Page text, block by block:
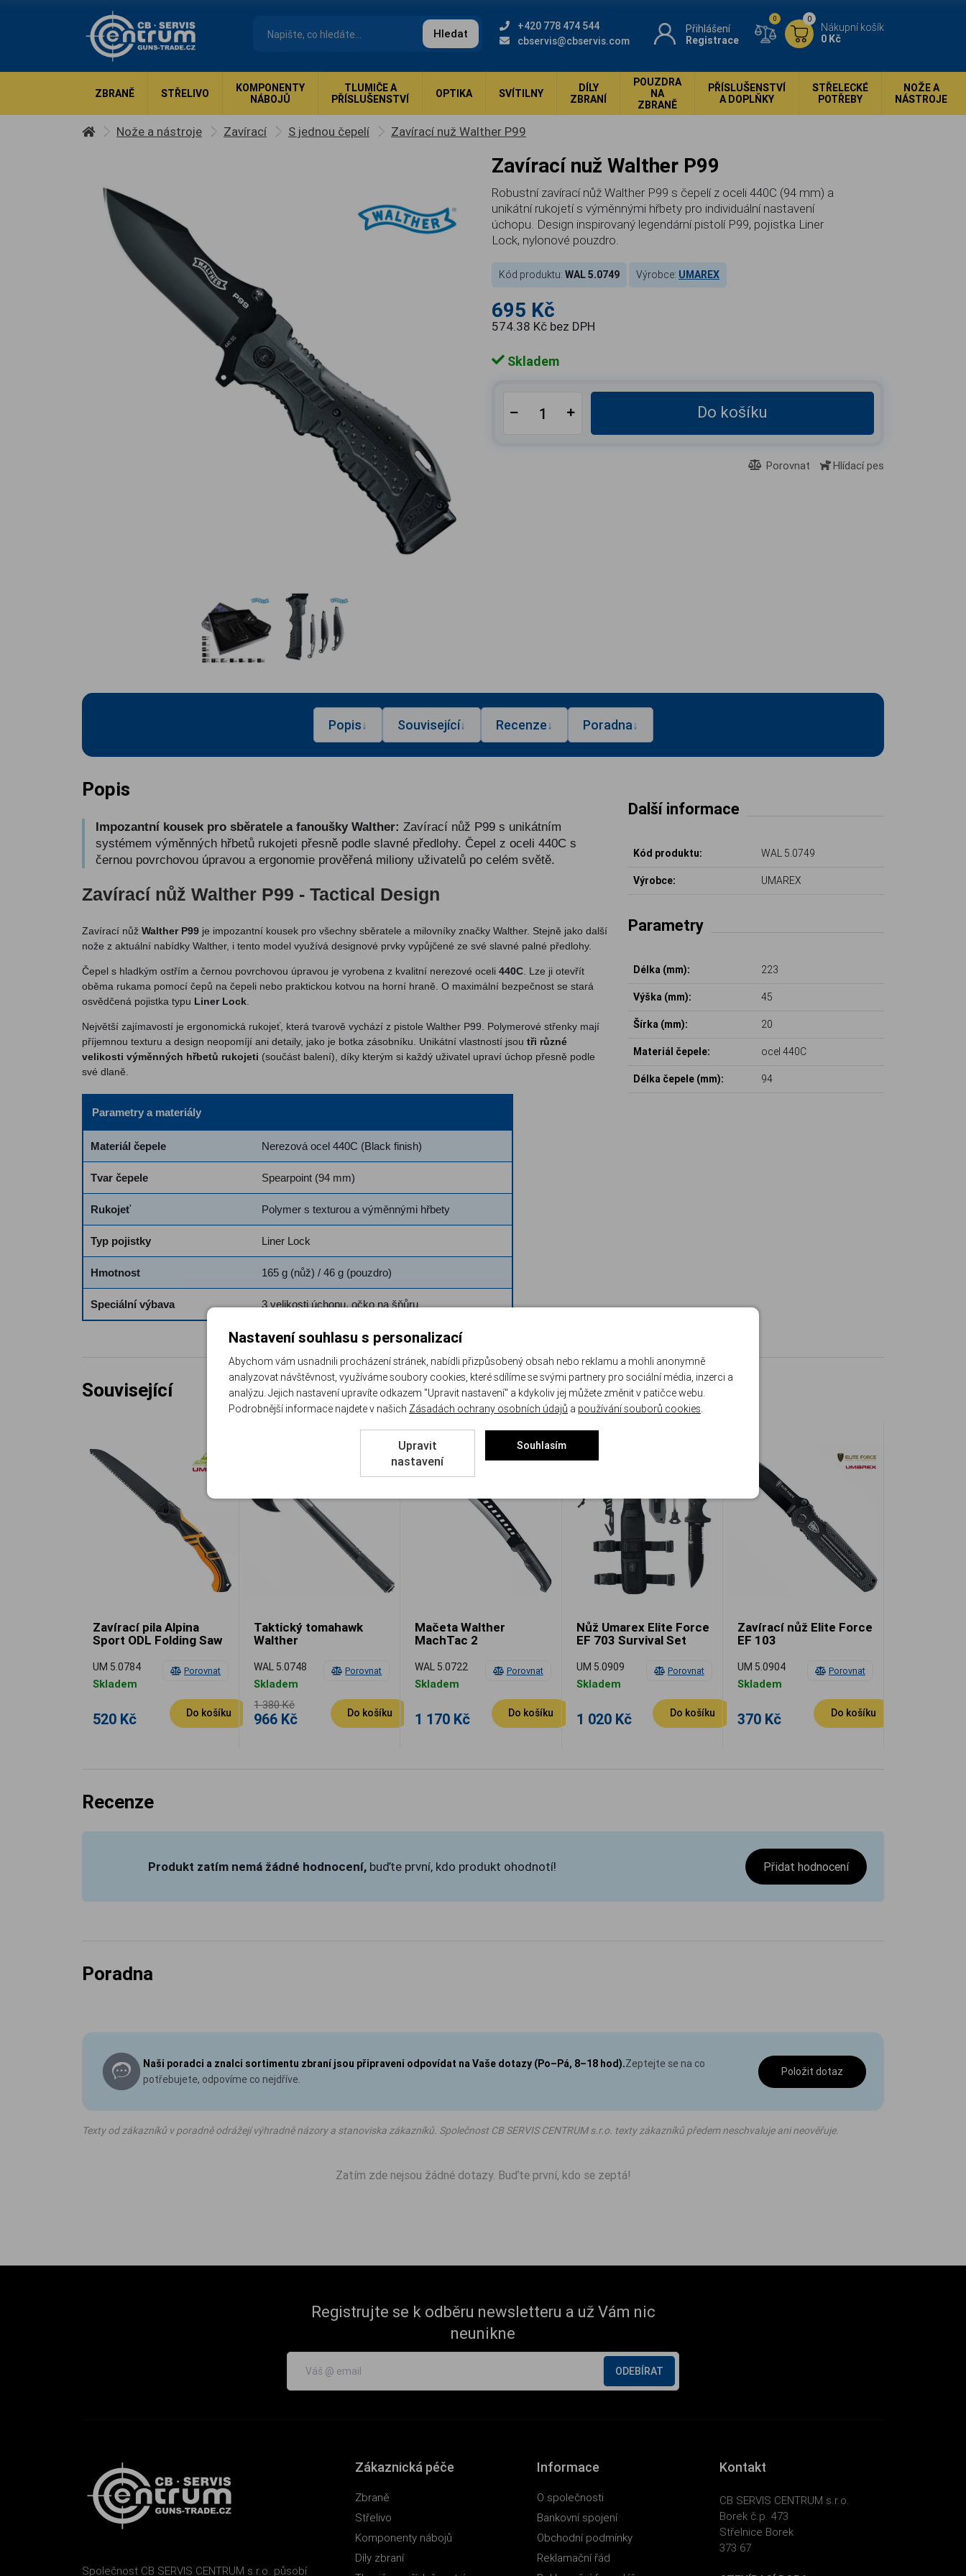
Hledat
+420 778 474 544
cbservis@cbservis.com
Přihlášení
Registrace
0
Nákupní košík
0 Kč
0
ZBRANĚ STŘELIVO
KOMPONENTY
NÁBOJŮ
TLUMIČE A
PŘÍSLUŠENSTVÍ
OPTIKA SVÍTILNY
DÍLY
ZBRANÍ
POUZDRA
NA
ZBRANĚ
PŘÍSLUŠENSTVÍ
A DOPLŇKY
STŘELECKÉ
POTŘEBY
NOŽE A
NÁSTROJE
Nože a nástroje Zavírací S jednou čepelí Zavírací nuž Walther P99
Zavírací nuž Walther P99
Robustní zavírací nůž Walther P99 s čepelí z oceli 440C (94 mm) a
unikátní rukojetí s výměnnými hřbety pro individuální nastavení
úchopu. Design inspirovaný legendární pistolí P99, pojistka Liner
Lock, nylonové pouzdro.
Kód produktu: WAL 5.0749 Výrobce: UMAREX
695 Kč
574.38 Kč bez DPH
Skladem
Do košíku
Porovnat Hlídací pes
Popis↓ Související↓ Recenze↓ Poradna↓
Popis
Impozantní kousek pro sběratele a fanoušky Walther: Zavírací nůž P99 s unikátním
systémem výměnných hřbetů rukojeti přesně podle slavné předlohy. Čepel z oceli 440C s
černou povrchovou úpravou a ergonomie prověřená miliony uživatelů po celém světě.
Zavírací nůž Walther P99 - Tactical Design
Zavírací nůž Walther P99 je impozantní kousek pro všechny sběratele a milovníky značky Walther. Stejně jako další
nože z aktuální nabídky Walther, i tento model využívá designové prvky vypůjčené ze své slavné palné předlohy.
Čepel s hladkým ostřím a černou povrchovou úpravou je vyrobena z kvalitní nerezové oceli 440C. Lze ji otevřít
oběma rukama pomocí čepů na čepeli nebo praktickou kotvou na horní hraně. O maximální bezpečnost se stará
osvědčená pojistka typu Liner Lock.
Největší zajímavostí je ergonomická rukojeť, která tvarově vychází z pistole Walther P99. Polymerové střenky mají
příjemnou texturu a design neopomíjí ani detaily, jako je botka zásobníku. Unikátní vlastností jsou tři různé
velikosti výměnných hřbetů rukojeti (součást balení), díky kterým si každý uživatel upraví úchop přesně podle
své dlaně.
Parametry a materiály
Materiál čepele Nerezová ocel 440C (Black finish)
Tvar čepele Spearpoint (94 mm)
Rukojeť Polymer s texturou a výměnnými hřbety
Typ pojistky Liner Lock
Hmotnost 165 g (nůž) / 46 g (pouzdro)
Speciální výbava 3 velikosti úchopu, očko na šňůru
Další informace
Kód produktu: WAL 5.0749
Výrobce: UMAREX
Parametry
Délka (mm): 223
Výška (mm): 45
Šírka (mm): 20
Materiál čepele: ocel 440C
Délka čepele (mm): 94
Související
Porovnat
Zavírací pila Alpina
Sport ODL Folding Saw
UM 5.0784
Skladem
520 Kč Do košíku
Porovnat
Taktický tomahawk
Walther
WAL 5.0748
Skladem
1 380 Kč
966 Kč Do košíku
Porovnat
Mačeta Walther
MachTac 2
WAL 5.0722
Skladem
1 170 Kč Do košíku
Porovnat
Nůž Umarex Elite Force
EF 703 Survival Set
UM 5.0909
Skladem
1 020 Kč Do košíku
Porovnat
Zavírací nůž Elite Force
EF 103
UM 5.0904
Skladem
370 Kč Do košíku
Recenze
Produkt zatím nemá žádné hodnocení, buďte první, kdo produkt ohodnotí! Přidat hodnocení
Poradna
Naši poradci a znalci sortimentu zbraní jsou připraveni odpovídat na Vaše dotazy (Po–Pá, 8–18 hod).Zeptejte se na co
potřebujete, odpovíme co nejdříve.
Položit dotaz
Texty od zákazníků v poradně odrážejí výhradně názory a stanoviska zákazníků. Společnost CB SERVIS CENTRUM s.r.o. texty zákazníků předem neschvaluje ani neověřuje.
Zatím zde nejsou žádné dotazy. Buďte první, kdo se zeptá!
Registrujte se k odběru newsletteru a už Vám nic
neunikne
ODEBÍRAT
Společnost CB SERVIS CENTRUM s.r.o. působí
Zákaznická péče
Zbraně
Střelivo
Komponenty nábojů
Díly zbraní
Informace
O společnosti
Bankovní spojení
Obchodní podmínky
Reklamační řád
Kontakt
CB SERVIS CENTRUM s.r.o.
Borek č.p. 473
Střelnice Borek
373 67
Nastavení souhlasu s personalizací
Abychom vám usnadnili procházení stránek, nabídli přizpůsobený obsah nebo reklamu a mohli anonymně
analyzovat návštěvnost, využíváme soubory cookies, které sdílíme se svými partnery pro sociální média, inzerci a
analýzu. Jejich nastavení upravíte odkazem "Upravit nastavení" a kdykoliv jej můžete změnit v patičce webu.
Podrobnější informace najdete v našich Zásadách ochrany osobních údajů a používání souborů cookies.
Upravit
nastavení
Souhlasím